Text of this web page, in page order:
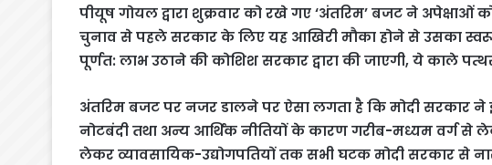
पीयूष गोयल द्वारा शुक्रवार को रखे गए ‘अंतरिम’ बजट ने अपेक्षाओं
चुनाव से पहले सरकार के लिए यह आखिरी मौका होने से उसका
पूर्णत: लाभ उठाने की कोशिश सरकार द्वारा की जाएगी, ये काले
अंतरिम बजट पर नजर डालने पर ऐसा लगता है कि मोदी सरकार
नोटबंदी तथा अन्य आर्थिक नीतियों के कारण गरीब-मध्यम
लेकर व्यावसायिक-उद्योगपतियों तक सभी घटक मोदी सरकार से